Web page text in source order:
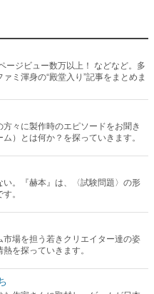
ージビュー数万以上！ などなど。多
ミ渾身の“殿堂入り”記事をまとめま
々に製作時のエピソードをお聞き
）とは何か？を探っていきます。
い。『赫本』は、〈試験問題〉の形
。
市場を担う若きクリエイター達の姿
を探っていきます。